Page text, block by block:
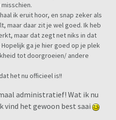
ik eruit hoor, en snap zeker als
maar daar zit je wel goed. Ik heb
maar dat zegt net niks in dat
ga je hier goed op je plek
tot doorgroeien/ andere
het nu officieel is!!
administratief! Wat ik nu
vind het gewoon best saai